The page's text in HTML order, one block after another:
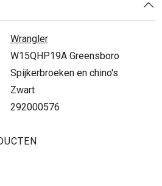
Wrangler
W15QHP19A Greensboro
Spijkerbroeken en chino's
Zwart
292000576